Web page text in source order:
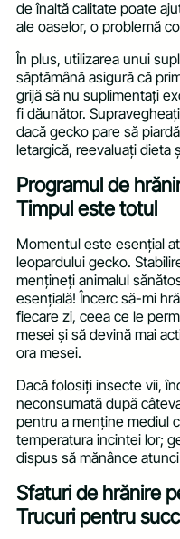
de înaltă calitate poate
ale oaselor, o problemă
În plus, utilizarea unui
săptămână asigură că
grijă să nu suplimentați
fi dăunător.
dacă gecko pare să
letargică, reevaluați dieta
Programul de
Timpul este totul
Momentul este esențial
leopardului gecko.
mențineți animalul
esențială! Încerc să-mi
fiecare zi, ceea ce le
mesei și să devină mai
ora mesei.
Dacă folosiți insecte vii,
neconsumată după
pentru a menține mediul
temperatura incintei lor;
dispus să mănânce
Sfaturi de hrănire
Trucuri pentru